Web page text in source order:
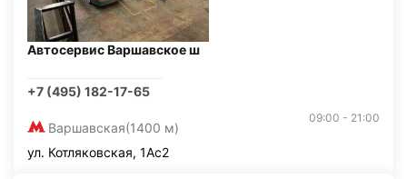
Автосервис Варшавское ш
+7 (495) 182-17-65
Варшавская(1400 м)
09:00 - 21:00
ул. Котляковская, 1Ас2